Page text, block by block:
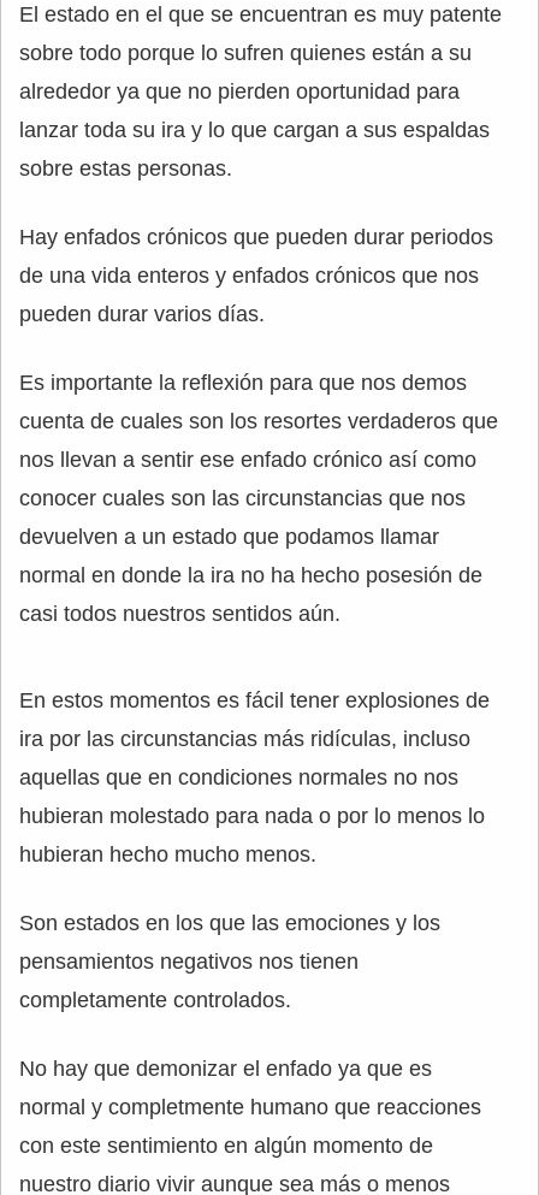
El estado en el que se encuentran es muy patente
sobre todo porque lo sufren quienes están a su
alrededor ya que no pierden oportunidad para
lanzar toda su ira y lo que cargan a sus espaldas
sobre estas personas.
Hay enfados crónicos que pueden durar periodos
de una vida enteros y enfados crónicos que nos
pueden durar varios días.
Es importante la reflexión para que nos demos
cuenta de cuales son los resortes verdaderos que
nos llevan a sentir ese enfado crónico así como
conocer cuales son las circunstancias que nos
devuelven a un estado que podamos llamar
normal en donde la ira no ha hecho posesión de
casi todos nuestros sentidos aún.
En estos momentos es fácil tener explosiones de
ira por las circunstancias más ridículas, incluso
aquellas que en condiciones normales no nos
hubieran molestado para nada o por lo menos lo
hubieran hecho mucho menos.
Son estados en los que las emociones y los
pensamientos negativos nos tienen
completamente controlados.
No hay que demonizar el enfado ya que es
normal y completmente humano que reacciones
con este sentimiento en algún momento de
nuestro diario vivir aunque sea más o menos